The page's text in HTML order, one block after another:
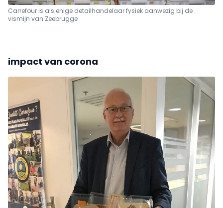
Carrefour is als enige detailhandelaar fysiek aanwezig bij de
vismijn van Zeebrugge
impact van corona